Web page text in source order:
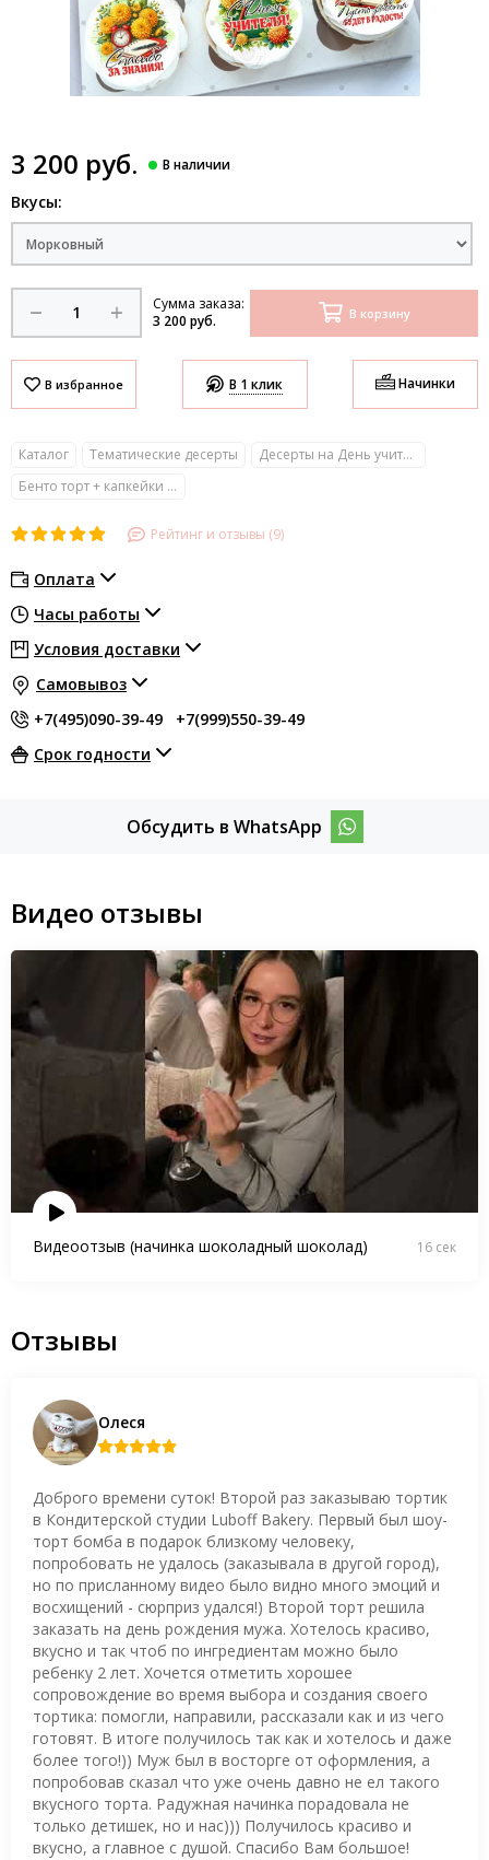
3 200 руб.
Вкусы:
Сумма заказа:
3 200 руб.
В корзину
В 1 клик Начинки
Каталог Тематические десерты
Десерты на День учителя
Бенто торт + капкейки на День учителя
Рейтинг и отзывы (9)
Оплата
Часы работы
Условия доставки
Самовывоз
+7(495)090-39-49
+7(999)550-39-49
Срок годности
Обсудить в WhatsApp
Видео отзывы
Видеоотзыв (начинка шоколадный шоколад) 16 сек
Отзывы
Олеся
Доброго времени суток! Второй раз заказываю тортик
в Кондитерской студии Luboff Bakery. Первый был шоу-
торт бомба в подарок близкому человеку,
попробовать не удалось (заказывала в другой город),
но по присланному видео было видно много эмоций и
восхищений - сюрприз удался!) Второй торт решила
заказать на день рождения мужа. Хотелось красиво,
вкусно и так чтоб по ингредиентам можно было
ребенку 2 лет. Хочется отметить хорошее
сопровождение во время выбора и создания своего
тортика: помогли, направили, рассказали как и из чего
готовят. В итоге получилось так как и хотелось и даже
более того!)) Муж был в восторге от оформления, а
попробовав сказал что уже очень давно не ел такого
вкусного торта. Радужная начинка порадовала не
только детишек, но и нас))) Получилось красиво и
вкусно, а главное с душой. Спасибо Вам большое!